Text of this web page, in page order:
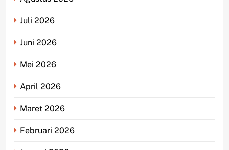
Juli 2026
Juni 2026
Mei 2026
April 2026
Maret 2026
Februari 2026